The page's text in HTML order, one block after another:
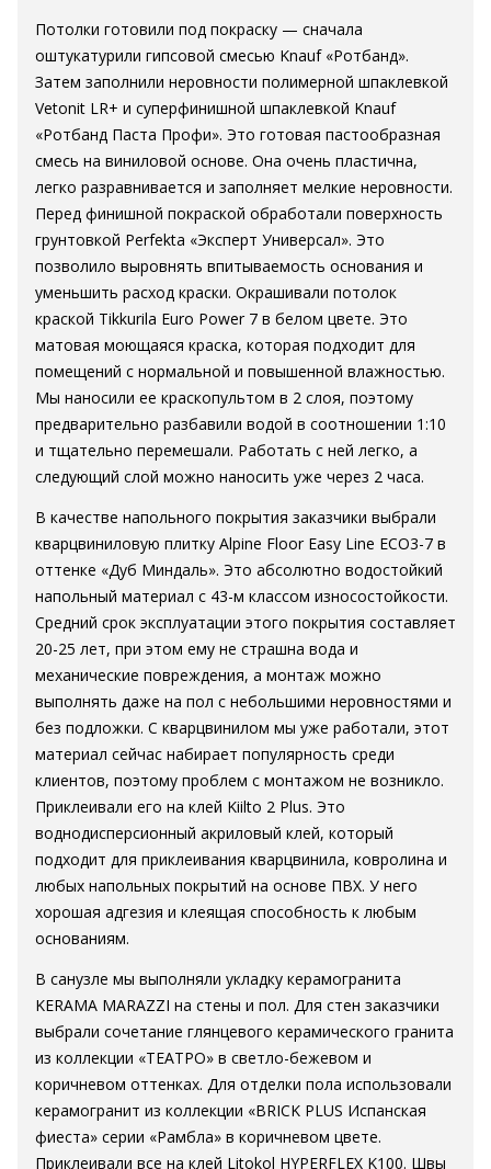
Потолки готовили под покраску — сначала
оштукатурили гипсовой смесью Knauf «Ротбанд».
Затем заполнили неровности полимерной шпаклевкой
Vetonit LR+ и суперфинишной шпаклевкой Knauf
«Ротбанд Паста Профи». Это готовая пастообразная
смесь на виниловой основе. Она очень пластична,
легко разравнивается и заполняет мелкие неровности.
Перед финишной покраской обработали поверхность
грунтовкой Perfekta «Эксперт Универсал». Это
позволило выровнять впитываемость основания и
уменьшить расход краски. Окрашивали потолок
краской Tikkurila Euro Power 7 в белом цвете. Это
матовая моющаяся краска, которая подходит для
помещений с нормальной и повышенной влажностью.
Мы наносили ее краскопультом в 2 слоя, поэтому
предварительно разбавили водой в соотношении 1:10
и тщательно перемешали. Работать с ней легко, а
следующий слой можно наносить уже через 2 часа.
В качестве напольного покрытия заказчики выбрали
кварцвиниловую плитку Alpine Floor Easy Line ECO3-7 в
оттенке «Дуб Миндаль». Это абсолютно водостойкий
напольный материал с 43-м классом износостойкости.
Средний срок эксплуатации этого покрытия составляет
20-25 лет, при этом ему не страшна вода и
механические повреждения, а монтаж можно
выполнять даже на пол с небольшими неровностями и
без подложки. С кварцвинилом мы уже работали, этот
материал сейчас набирает популярность среди
клиентов, поэтому проблем с монтажом не возникло.
Приклеивали его на клей Kiilto 2 Plus. Это
воднодисперсионный акриловый клей, который
подходит для приклеивания кварцвинила, ковролина и
любых напольных покрытий на основе ПВХ. У него
хорошая адгезия и клеящая способность к любым
основаниям.
В санузле мы выполняли укладку керамогранита
KERAMA MARAZZI на стены и пол. Для стен заказчики
выбрали сочетание глянцевого керамического гранита
из коллекции «ТЕАТРО» в светло-бежевом и
коричневом оттенках. Для отделки пола использовали
керамогранит из коллекции «BRICK PLUS Испанская
фиеста» серии «Рамбла» в коричневом цвете.
Приклеивали все на клей Litokol HYPERFLEX K100. Швы